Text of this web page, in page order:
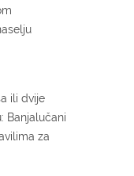
ili dvije
Banjalučani
za